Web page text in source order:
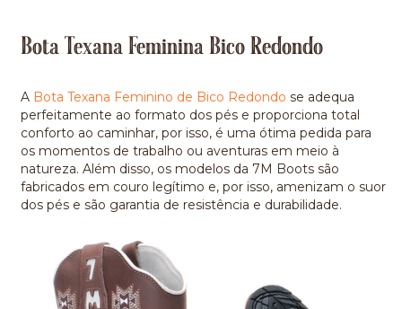
Bota Texana Feminina Bico Redondo
A Bota Texana Feminino de Bico Redondo se adequa
perfeitamente ao formato dos pés e proporciona total
conforto ao caminhar, por isso, é uma ótima pedida para
os momentos de trabalho ou aventuras em meio à
natureza. Além disso, os modelos da 7M Boots são
fabricados em couro legítimo e, por isso, amenizam o suor
dos pés e são garantia de resistência e durabilidade.